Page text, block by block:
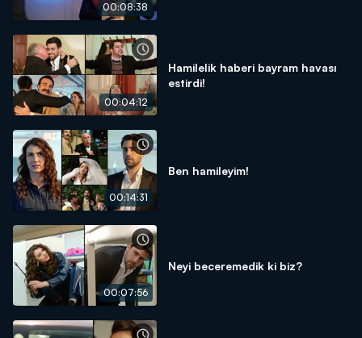
00:08:38
00:04:12
Hamilelik haberi bayram havası
estirdi!
00:14:31
Ben hamileyim!
00:07:56
Neyi beceremedik ki biz?